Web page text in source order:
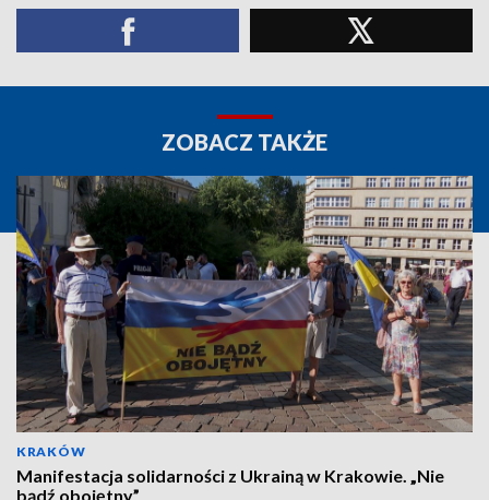
ZOBACZ TAKŻE
KRAKÓW
Manifestacja solidarności z Ukrainą w Krakowie. „Nie
bądź obojętny”